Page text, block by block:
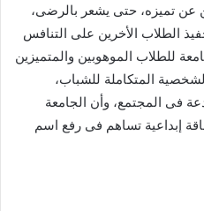
عن تميزه، حتى يشعر بالرضى،
الطلاب الأخرين على التنافس
للطلاب الموهوبين والمتميزين
المتكاملة للشباب،
فى المجتمع، وأن الجامعة
إبداعية تساهم فى رفع اسم